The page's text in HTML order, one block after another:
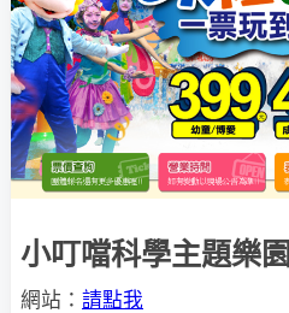
小叮噹科學主題樂園
網站： 請點我